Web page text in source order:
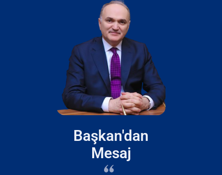
Başkan'dan
Mesaj